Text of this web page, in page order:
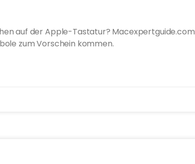
auf der Apple-Tastatur? Macexpertguide.com
zum Vorschein kommen.